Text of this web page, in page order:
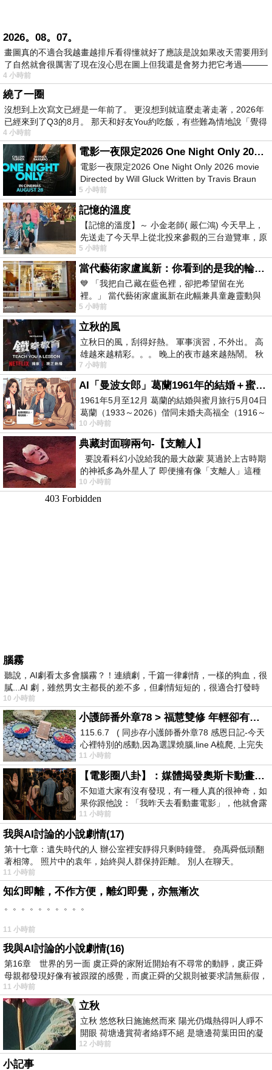
2026。08。07。
畫圖真的不適合我越畫越排斥看得懂就好了應該是說如果改天需要用到
了自然就會很厲害了現在沒心思在圖上但我還是會努力把它考過———
4 小時前
繞了一圈
沒想到上次寫文已經是一年前了。 更沒想到就這麼走著走著，2026年
已經來到了Q3的8月。 那天和好友You約吃飯，有些難為情地說「覺得
4 小時前
電影一夜限定2026 One Night Only 2026 movie
電影一夜限定2026 One Night Only 2026 movie
Directed by Will Gluck Written by Travis Braun
Starring Monica Barbaro
5 小時前
記憶的溫度
【記憶的溫度】～ 小金老師( 嚴仁鴻) 今天早上，
先送走了今天早上從北投來參觀的三台遊覽車，原
以為展場已經差不多要安靜下來，卻發
5 小時前
當代藝術家盧嵐新：你看到的是我的輪廓，還是你的故事？——藏在藍色裡的希望與光
💙 「我把自己藏在藍色裡，卻把希望留在光
裡。」 當代藝術家盧嵐新在此幅兼具童趣靈動與
抽象韻味的新作中，用湛藍的羽翼般色塊包覆著
5 小時前
立秋的風
立秋日的風，刮得好熱。 軍事演習，不外出。 高
雄越來越精彩。。。 晚上的夜市越來越熱鬧。 秋
天的風刮得很熱 夜遊消暑熱。。。
7 小時前
AI「曼波女郎」葛蘭1961年的結婚＋蜜月旅行 #戀上老電影 #葛蘭 #粟子
1961年5月至12月 葛蘭的結婚與蜜月旅行5月04日
葛蘭（1933～2026）偕同未婚夫高福全（1916～
2004）乘郵輪赴倫敦6月15日於英國倫敦St.S
10 小時前
典藏封面聊兩句-【支離人】
要說看科幻小說給我的最大啟蒙 莫過於上古時期
的神祇多為外星人了 即便擁有像「支離人」這種
驚世駭俗的神通法門 也未必讀
10 小時前
腦霧
聽說，AI劇看太多會腦霧？！連續劇，千篇一律劇情，一樣的狗血，很
膩...AI 劇，雖然男女主都長的差不多，但劇情短短的，很適合打發時
10 小時前
小護師番外章78 > 福慧雙修 年輕卻有個老靈魂 ㄑ金剛經〉podcast
115.6.7 ( 同步存小護師番外章78 感恩日記-今天
心裡特別的感動,因為選課燒腦,line A梳爬, 上完失
智課的她,特來傾
11 小時前
【電影圈八卦】：媒體揭發奧斯卡動畫項目投票醜聞！好萊塢為什麼看不起動畫電影？
不知道大家有沒有發現，有一種人真的很神奇，如
果你跟他說：「我昨天去看動畫電影」，他就會露
出一種慈祥的微笑，然後問你是不是陪小
11 小時前
我與AI討論的小說劇情(17)
第十七章：遺失時代的人 辦公室裡安靜得只剩時鐘聲。 堯禹舜低頭翻
著相簿。 照片中的袁年，始終與人群保持距離。 別人在聊天。
11 小時前
知幻即離，不作方便，離幻即覺，亦無漸次
。。。。。。。。。。
11 小時前
我與AI討論的小說劇情(16)
第16章 世界的另一面 虞正舜的家附近開始有不尋常的動靜，虞正舜
母親都發現好像有被跟蹤的感覺，而虞正舜的父親則被要求請無薪假，
11 小時前
立秋
立秋 悠悠秋日施施然而來 陽光仍熾熱得叫人睜不
開眼 荷塘邊賞荷者絡繹不絕 是塘邊荷葉田田的凝
望 風中飄逸的是映日荷花別樣紅
12 小時前
小記事